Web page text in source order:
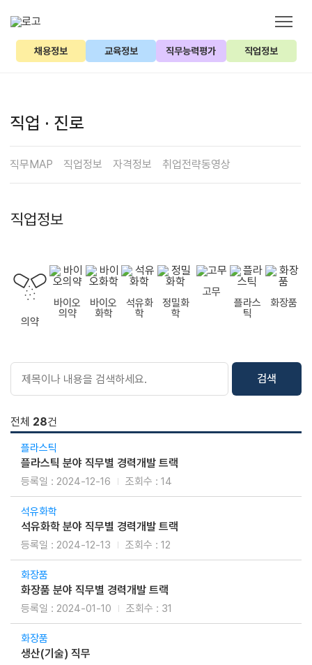
채용정보 교육정보 직무능력평가 직업정보
직업 · 진로
직무MAP 직업정보 자격정보 취업전략동영상
직업정보
의약
바이오
의약
바이오
화학
석유화
학
정밀화
학
고무
플라스
틱
화장품
검색
전체 28건
플라스틱
플라스틱 분야 직무별 경력개발 트랙
2024-12-16 14
석유화학
석유화학 분야 직무별 경력개발 트랙
2024-12-13 12
화장품
화장품 분야 직무별 경력개발 트랙
2024-01-10 31
화장품
생산(기술) 직무